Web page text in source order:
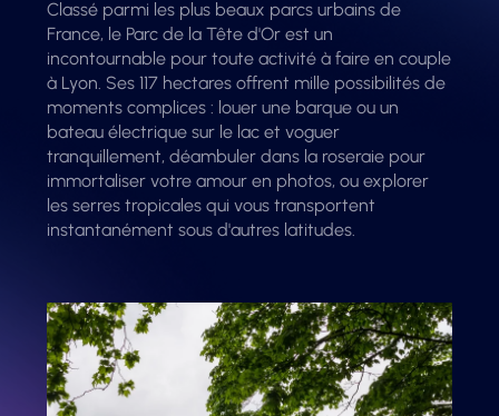
Classé parmi les plus beaux parcs urbains de
France, le Parc de la Tête d'Or est un
incontournable pour toute activité à faire en couple
à Lyon. Ses 117 hectares offrent mille possibilités de
moments complices : louer une barque ou un
bateau électrique sur le lac et voguer
tranquillement, déambuler dans la roseraie pour
immortaliser votre amour en photos, ou explorer
les serres tropicales qui vous transportent
instantanément sous d'autres latitudes.